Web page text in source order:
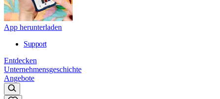
App herunterladen
Support
Entdecken
Unternehmensgeschichte
Angebote